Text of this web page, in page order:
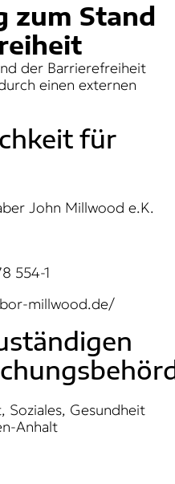
zum Stand
der Barrierefreiheit
einen externen
für
John Millwood e.K.
554-1
millwood.de/
Gesundheit
Anhalt